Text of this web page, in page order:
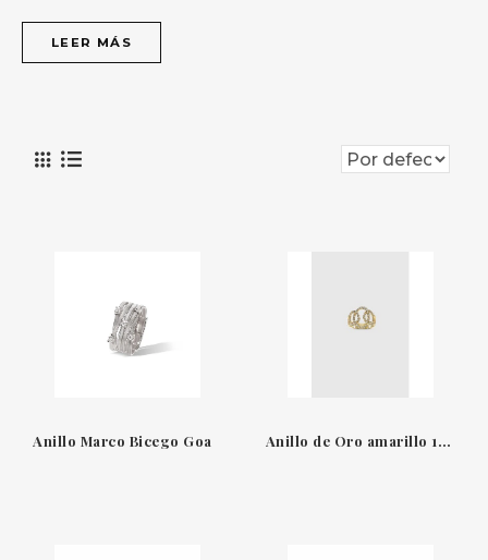
LEER MÁS
Anillo Marco Bicego Goa Anillo de Oro amarillo 18 QT & Diamantes Suïssa Joiers